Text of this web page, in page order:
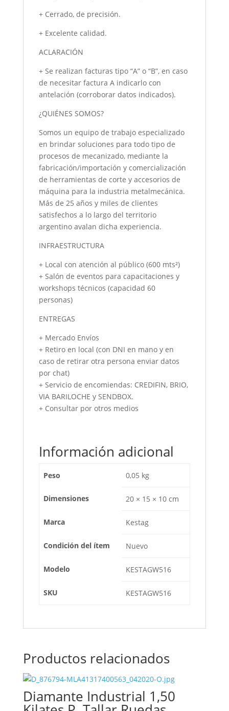
+ Cerrado, de precisión.
+ Excelente calidad.
ACLARACIÓN
+ Se realizan facturas tipo “A” o “B”, en caso
de necesitar factura A indicarlo con
antelación (corroborar datos indicados).
¿QUIÉNES SOMOS?
Somos un equipo de trabajo especializado
en brindar soluciones para todo tipo de
procesos de mecanizado, mediante la
fabricación/importación y comercialización
de herramientas de corte y accesorios de
máquina para la industria metalmecánica.
Más de 25 años y miles de clientes
satisfechos a lo largo del territorio
argentino avalan dicha experiencia.
INFRAESTRUCTURA
+ Local con atención al público (600 mts²)
+ Salón de eventos para capacitaciones y
workshops técnicos (capacidad 60
personas)
ENTREGAS
+ Mercado Envíos
+ Retiro en local (con DNI en mano y en
caso de retirar otra persona enviar datos
por chat)
+ Servicio de encomiendas: CREDIFIN, BRIO,
VIA BARILOCHE y SENDBOX.
+ Consultar por otros medios
Información adicional
Peso 0,05 kg
Dimensiones 20 × 15 × 10 cm
Marca Kestag
Condición del ítem Nuevo
Modelo KESTAGW516
SKU KESTAGW516
Productos relacionados
Diamante Industrial 1,50